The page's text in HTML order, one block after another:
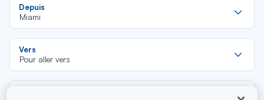
Depuis
Miami
Vers
Pour aller vers